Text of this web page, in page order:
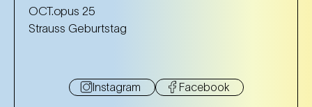
OCT.opus 25
Strauss Geburtstag
Instagram Facebook